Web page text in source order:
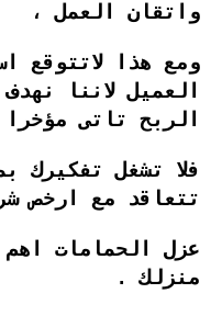
واتقان العمل ،
ومع هذا لاتتوقع
العميل لاننا
الربح تاتى مؤخرا
فلا تشغل تفكيرك
تتعاقد مع ارخص
عزل الحمامات
منزلك .